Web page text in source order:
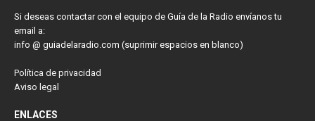
Si deseas contactar con el equipo de Guía de la Radio envíanos tu
email a:
info @ guiadelaradio.com (suprimir espacios en blanco)
Política de privacidad
Aviso legal
ENLACES